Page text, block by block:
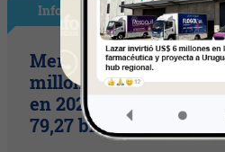
InfoNegocios en PY
Mercado de pagos
millones de
en 2026 (volumen
79,27 billones)